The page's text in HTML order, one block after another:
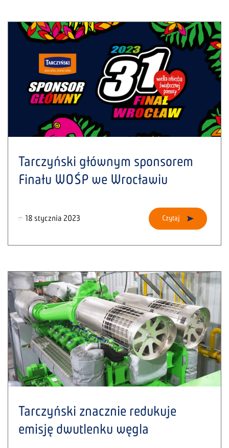
Tarczyński głównym sponsorem
Finału WOŚP we Wrocławiu
18 stycznia 2023 Czytaj
Tarczyński znacznie redukuje
emisję dwutlenku węgla